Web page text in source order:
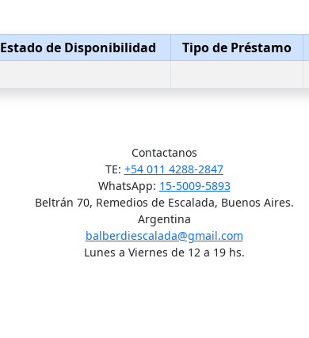
Estado de Disponibilidad Tipo de Préstamo
Contactanos
TE: +54 011 4288-2847
WhatsApp: 15-5009-5893
Beltrán 70, Remedios de Escalada, Buenos Aires.
Argentina
balberdiescalada@gmail.com
Lunes a Viernes de 12 a 19 hs.